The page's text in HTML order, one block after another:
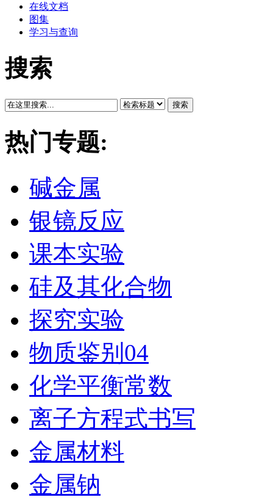
在线文档
图集
学习与查询
搜索
搜索
热门专题:
碱金属
银镜反应
课本实验
硅及其化合物
探究实验
物质鉴别04
化学平衡常数
离子方程式书写
金属材料
金属钠